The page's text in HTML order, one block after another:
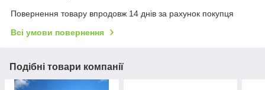
Повернення товару впродовж 14 днів за рахунок покупця
Всі умови повернення
Подібні товари компанії